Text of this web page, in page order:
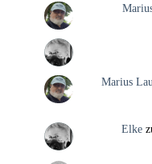
Marius
Elke